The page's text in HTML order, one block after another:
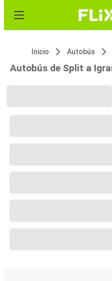
Inicio Autobús
Autobús de Split a